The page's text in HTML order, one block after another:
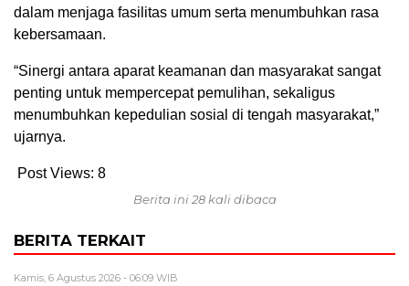
dalam menjaga fasilitas umum serta menumbuhkan rasa
kebersamaan.
“Sinergi antara aparat keamanan dan masyarakat sangat
penting untuk mempercepat pemulihan, sekaligus
menumbuhkan kepedulian sosial di tengah masyarakat,”
ujarnya.
Post Views: 8
Berita ini 28 kali dibaca
BERITA TERKAIT
Kamis, 6 Agustus 2026 - 06:09 WIB